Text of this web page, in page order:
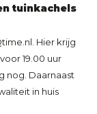
tuinkachels
Hier krijg
19.00 uur
nog. Daarnaast
in huis